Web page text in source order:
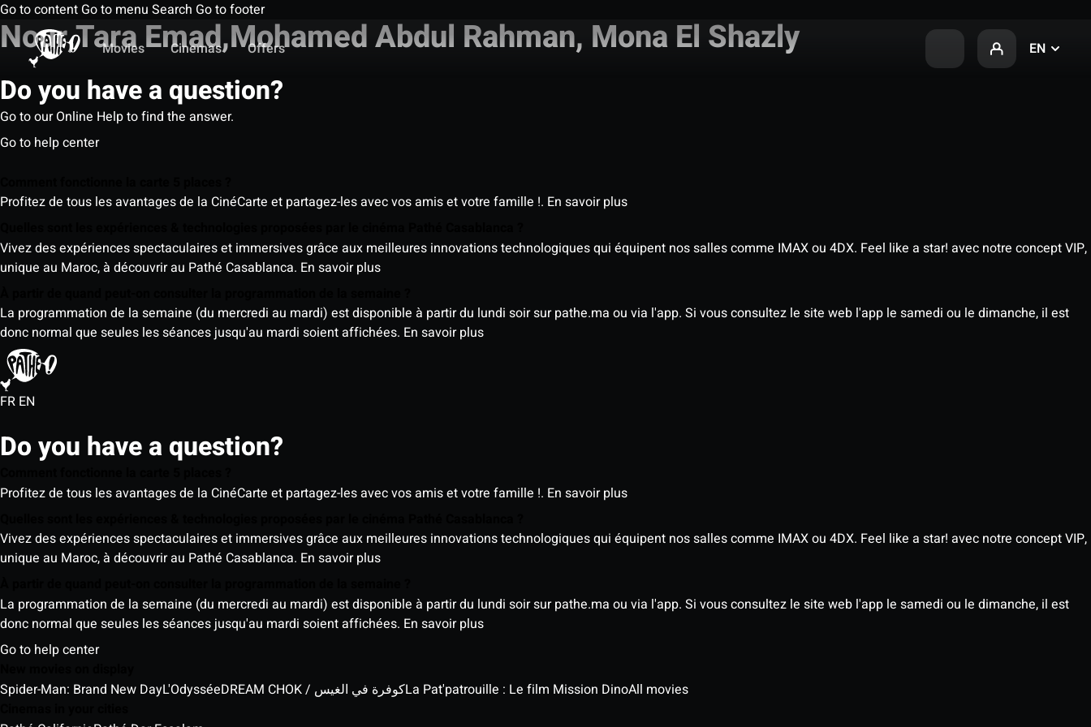
Go to content Go to menu Search Go to footer
Movies
Cinemas Offers EN
Nour,Tara Emad,Mohamed Abdul Rahman, Mona El Shazly
Do you have a question?
Go to our Online Help to find the answer.
Go to help center
Profitez de tous les avantages de la CinéCarte et partagez-les avec vos amis et votre famille !. En savoir plus
Vivez des expériences spectaculaires et immersives grâce aux meilleures innovations technologiques qui équipent nos salles comme IMAX ou 4DX. Feel like a star! avec notre concept VIP,
unique au Maroc, à découvrir au Pathé Casablanca. En savoir plus
La programmation de la semaine (du mercredi au mardi) est disponible à partir du lundi soir sur pathe.ma ou via l'app. Si vous consultez le site web l'app le samedi ou le dimanche, il est
donc normal que seules les séances jusqu'au mardi soient affichées. En savoir plus
FR EN
Do you have a question?
Profitez de tous les avantages de la CinéCarte et partagez-les avec vos amis et votre famille !. En savoir plus
Vivez des expériences spectaculaires et immersives grâce aux meilleures innovations technologiques qui équipent nos salles comme IMAX ou 4DX. Feel like a star! avec notre concept VIP,
unique au Maroc, à découvrir au Pathé Casablanca. En savoir plus
La programmation de la semaine (du mercredi au mardi) est disponible à partir du lundi soir sur pathe.ma ou via l'app. Si vous consultez le site web l'app le samedi ou le dimanche, il est
donc normal que seules les séances jusqu'au mardi soient affichées. En savoir plus
Go to help center
Spider-Man: Brand New DayL'Odyssée DREAM CHOK / كوفرة في الغيسLa Pat'patrouille : Le film Mission DinoAll movies